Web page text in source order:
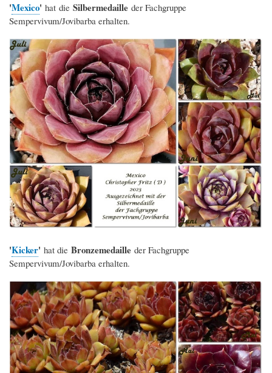
'Mexico' hat die Silbermedaille der Fachgruppe
Sempervivum/Jovibarba erhalten.
'Kicker' hat die Bronzemedaille der Fachgruppe
Sempervivum/Jovibarba erhalten.